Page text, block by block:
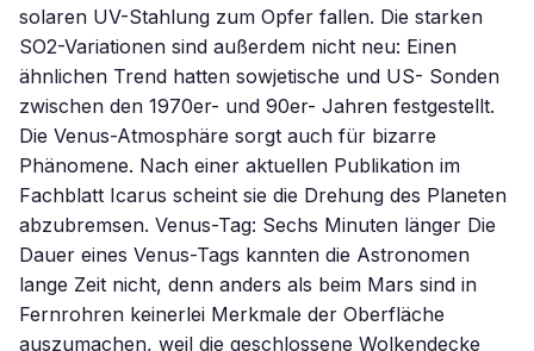
solaren UV-Stahlung zum Opfer fallen. Die starken
SO2-Variationen sind außerdem nicht neu: Einen
ähnlichen Trend hatten sowjetische und US- Sonden
zwischen den 1970er- und 90er- Jahren festgestellt.
Die Venus-Atmosphäre sorgt auch für bizarre
Phänomene. Nach einer aktuellen Publikation im
Fachblatt Icarus scheint sie die Drehung des Planeten
abzubremsen. Venus-Tag: Sechs Minuten länger Die
Dauer eines Venus-Tags kannten die Astronomen
lange Zeit nicht, denn anders als beim Mars sind in
Fernrohren keinerlei Merkmale der Oberfläche
auszumachen, weil die geschlossene Wolkendecke